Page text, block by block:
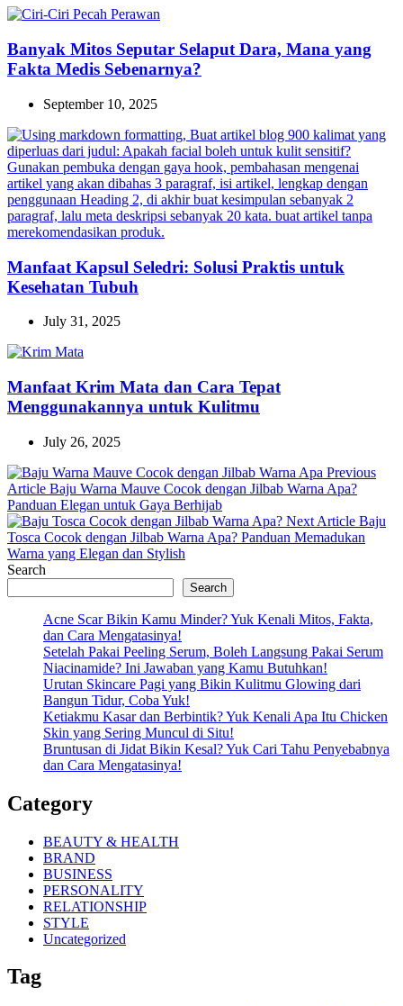
Banyak Mitos Seputar Selaput Dara, Mana yang
Fakta Medis Sebenarnya?
September 10, 2025
Manfaat Kapsul Seledri: Solusi Praktis untuk
Kesehatan Tubuh
July 31, 2025
Manfaat Krim Mata dan Cara Tepat
Menggunakannya untuk Kulitmu
July 26, 2025
Previous
Article Previous
Post:
Baju Warna Mauve Cocok dengan Jilbab Warna Apa?
Panduan Elegan untuk Gaya Berhijab
Next Article Next
Post:
Baju
Tosca Cocok dengan Jilbab Warna Apa? Panduan Memadukan
Warna yang Elegan dan Stylish
Search
Search
Acne Scar Bikin Kamu Minder? Yuk Kenali Mitos, Fakta,
dan Cara Mengatasinya!
Setelah Pakai Peeling Serum, Boleh Langsung Pakai Serum
Niacinamide? Ini Jawaban yang Kamu Butuhkan!
Urutan Skincare Pagi yang Bikin Kulitmu Glowing dari
Bangun Tidur, Coba Yuk!
Ketiakmu Kasar dan Berbintik? Yuk Kenali Apa Itu Chicken
Skin yang Sering Muncul di Situ!
Bruntusan di Jidat Bikin Kesal? Yuk Cari Tahu Penyebabnya
dan Cara Mengatasinya!
Category
BEAUTY & HEALTH
BRAND
BUSINESS
PERSONALITY
RELATIONSHIP
STYLE
Uncategorized
Tag